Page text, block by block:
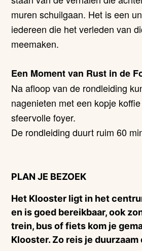
muren schuilgaan. Het is een
iedereen die het verleden van
meemaken.
Een Moment van Rust in de
Na afloop van de rondleiding
nagenieten met een kopje
sfeervolle foyer.
De rondleiding duurt ruim 60
PLAN JE BEZOEK
Het Klooster ligt in het
en is goed bereikbaar, ook
trein, bus of fiets kom je
Klooster. Zo reis je